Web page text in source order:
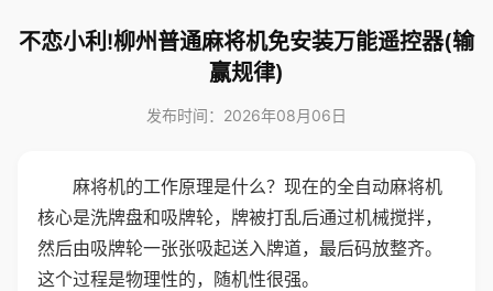
不恋小利!柳州普通麻将机免安装万能遥控器(输
赢规律)
发布时间：2026年08月06日
麻将机的工作原理是什么？现在的全自动麻将机
核心是洗牌盘和吸牌轮，牌被打乱后通过机械搅拌，
然后由吸牌轮一张张吸起送入牌道，最后码放整齐。
这个过程是物理性的，随机性很强。